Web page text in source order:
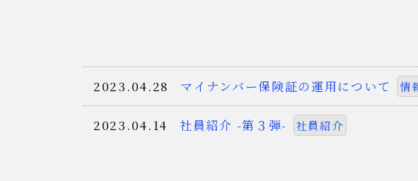
2023.04.28 マイナンバー保険証の運用について 情
2023.04.14 社員紹介 -第３弾- 社員紹介